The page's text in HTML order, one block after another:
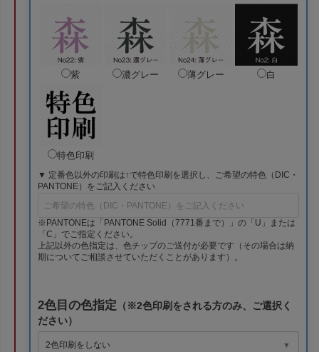
紫 濃グレー 薄グレー 白
特色印刷
▼ 定番色以外の印刷は↑で特色印刷を選択し、ご希望の特色（DIC・
PANTONE）をご記入ください
※PANTONEは「PANTONE Solid（7771番まで）」の「U」または
「C」でご指定ください。
上記以外の色指定は、色チップのご送付が必要です（その場合は納
期についてご相談させていただくことがあります）。
2色目の色指定 （※2色印刷をされる方のみ、ご選択く
ださい）